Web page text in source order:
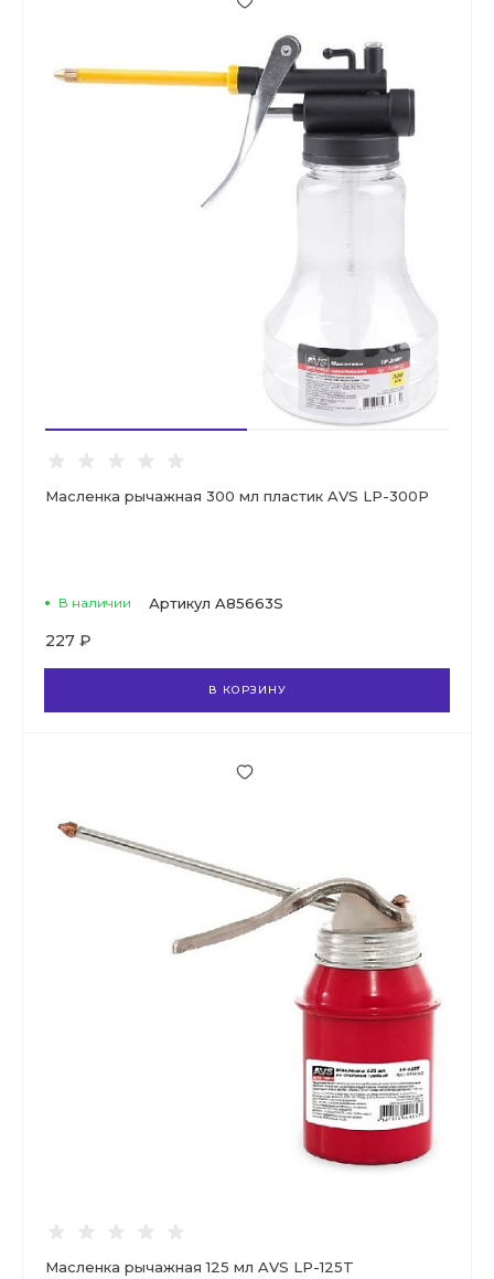
Масленка рычажная 300 мл пластик AVS LP-300P
В наличии Артикул A85663S
227 ₽
В КОРЗИНУ
Масленка рычажная 125 мл AVS LP-125T